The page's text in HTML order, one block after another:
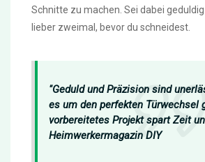
Schnitte zu machen. Sei dabei
lieber zweimal, bevor du schneidest.
"Geduld und Präzision sind
es um den perfekten Türwechsel
vorbereitetes Projekt spart Zeit
Heimwerkermagazin DIY